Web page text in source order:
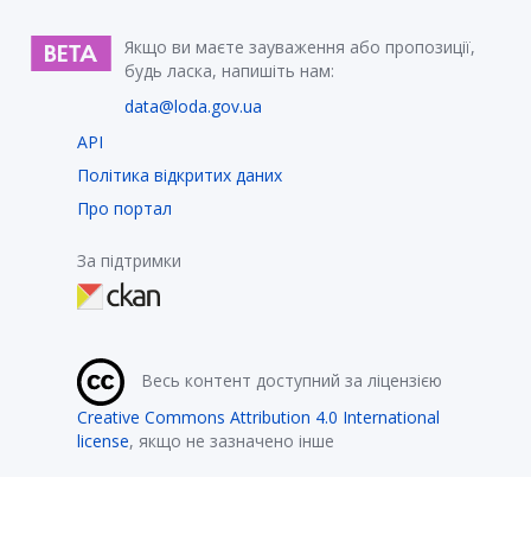
Якщо ви маєте зауваження або пропозиції,
будь ласка, напишіть нам:
data@loda.gov.ua
API
Політика відкритих даних
Про портал
За підтримки
Весь контент доступний за ліцензією
Creative Commons Attribution 4.0 International
license, якщо не зазначено інше